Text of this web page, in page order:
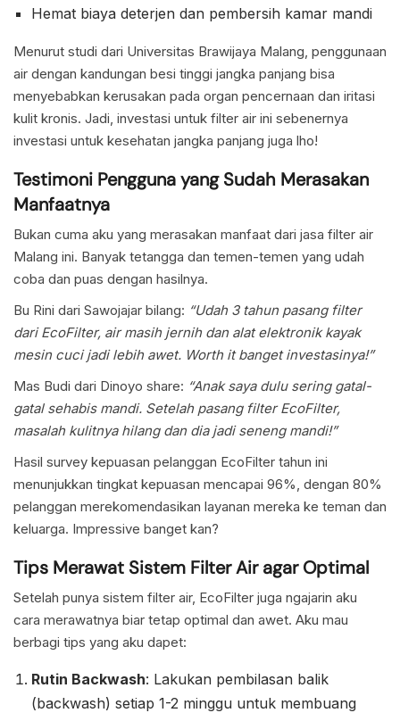
Hemat biaya deterjen dan pembersih kamar mandi
Menurut studi dari Universitas Brawijaya Malang, penggunaan
air dengan kandungan besi tinggi jangka panjang bisa
menyebabkan kerusakan pada organ pencernaan dan iritasi
kulit kronis. Jadi, investasi untuk filter air ini sebenernya
investasi untuk kesehatan jangka panjang juga lho!
Testimoni Pengguna yang Sudah Merasakan
Manfaatnya
Bukan cuma aku yang merasakan manfaat dari jasa filter air
Malang ini. Banyak tetangga dan temen-temen yang udah
coba dan puas dengan hasilnya.
Bu Rini dari Sawojajar bilang: “Udah 3 tahun pasang filter
dari EcoFilter, air masih jernih dan alat elektronik kayak
mesin cuci jadi lebih awet. Worth it banget investasinya!”
Mas Budi dari Dinoyo share: “Anak saya dulu sering gatal-
gatal sehabis mandi. Setelah pasang filter EcoFilter,
masalah kulitnya hilang dan dia jadi seneng mandi!”
Hasil survey kepuasan pelanggan EcoFilter tahun ini
menunjukkan tingkat kepuasan mencapai 96%, dengan 80%
pelanggan merekomendasikan layanan mereka ke teman dan
keluarga. Impressive banget kan?
Tips Merawat Sistem Filter Air agar Optimal
Setelah punya sistem filter air, EcoFilter juga ngajarin aku
cara merawatnya biar tetap optimal dan awet. Aku mau
berbagi tips yang aku dapet:
Rutin Backwash: Lakukan pembilasan balik
(backwash) setiap 1-2 minggu untuk membuang